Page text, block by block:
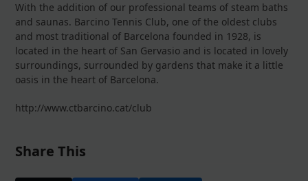
With the addition of our professional teams of steam baths
and saunas. Barcino Tennis Club, one of the oldest clubs
and most traditional of Barcelona founded in 1928, is
located in the heart of San Gervasio and is located in lovely
surroundings, surrounded by gardens that make it a little
oasis in the heart of Barcelona.
http://www.ctbarcino.cat/club
Share This